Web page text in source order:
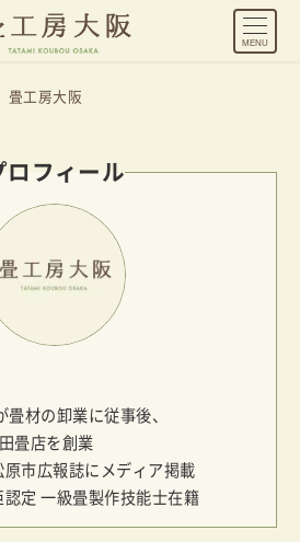
MENU
畳工房大阪
ロフィール
材の卸業に従事後、
畳店を創業
市広報誌にメディア掲載
定 一級畳製作技能士在籍